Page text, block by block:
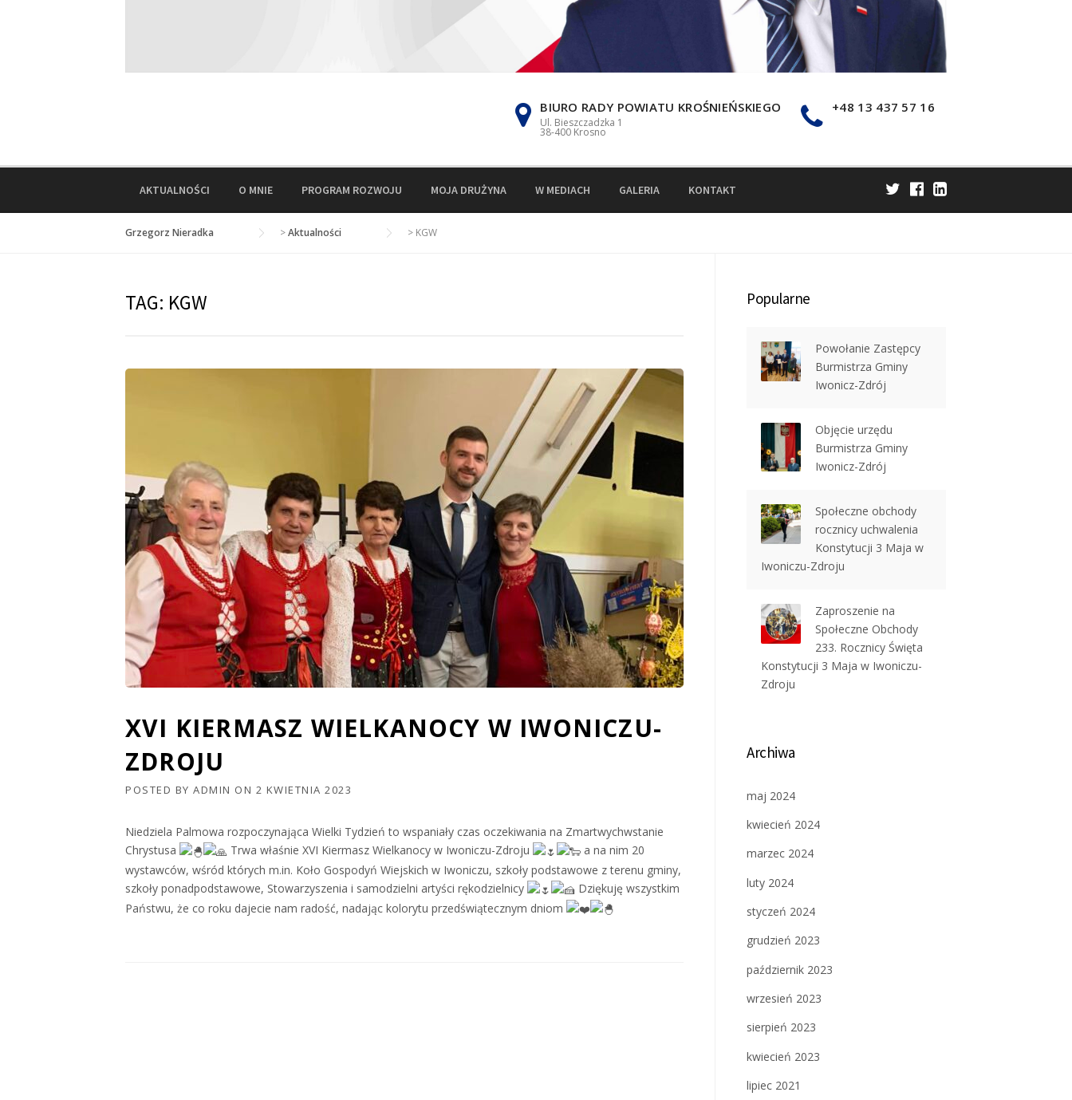
BIURO RADY POWIATU KROŚNIEŃSKIEGO
Ul. Bieszczadzka 1
38-400 Krosno
+48 13 437 57 16
AKTUALNOŚCI O MNIE PROGRAM ROZWOJU MOJA DRUŻYNA W MEDIACH GALERIA KONTAKT
Grzegorz Nieradka >Aktualności > KGW
TAG: KGW
XVI KIERMASZ WIELKANOCY W IWONICZU-
ZDROJU
POSTED BY ADMIN ON 2 KWIETNIA 2023
Niedziela Palmowa rozpoczynająca Wielki Tydzień to wspaniały czas oczekiwania na Zmartwychwstanie
Chrystusa
Trwa właśnie XVI Kiermasz Wielkanocy w Iwoniczu-Zdroju
a na nim 20
wystawców, wśród których m.in. Koło Gospodyń Wiejskich w Iwoniczu, szkoły podstawowe z terenu gminy,
szkoły ponadpodstawowe, Stowarzyszenia i samodzielni artyści rękodzielnicy
Dziękuję wszystkim
Państwu, że co roku dajecie nam radość, nadając kolorytu przedświątecznym dniom
Popularne
Powołanie Zastępcy
Burmistrza Gminy
Iwonicz-Zdrój
Objęcie urzędu
Burmistrza Gminy
Iwonicz-Zdrój
Społeczne obchody
rocznicy uchwalenia
Konstytucji 3 Maja w
Iwoniczu-Zdroju
Zaproszenie na
Społeczne Obchody
233. Rocznicy Święta
Konstytucji 3 Maja w Iwoniczu-
Zdroju
Archiwa
maj 2024
kwiecień 2024
marzec 2024
luty 2024
styczeń 2024
grudzień 2023
październik 2023
wrzesień 2023
sierpień 2023
kwiecień 2023
lipiec 2021